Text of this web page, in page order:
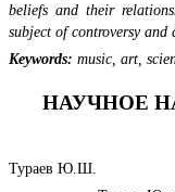
beliefs and their
subject of controversy and
Keywords: music, art,
НАУЧНОЕ
Тураев Ю.Ш.